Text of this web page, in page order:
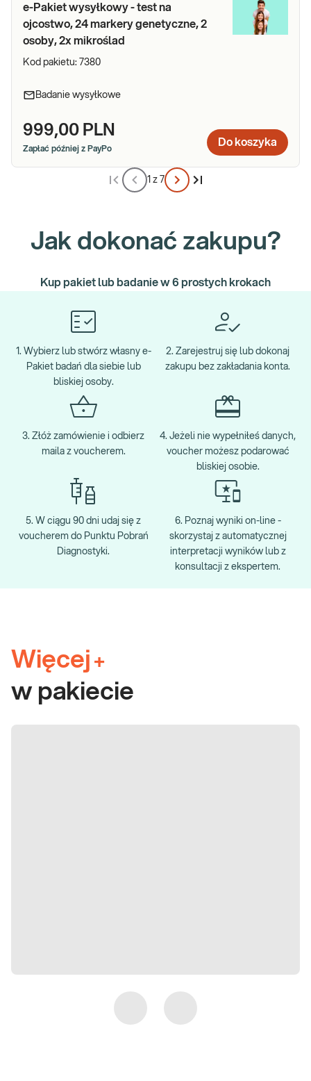
e-Pakiet wysyłkowy - test na
ojcostwo, 24 markery genetyczne, 2
osoby, 2x mikroślad
Kod pakietu: 7380
Badanie wysyłkowe
999,00 PLN
Zapłać później z PayPo
Do koszyka
1 z 7
Jak dokonać zakupu?
Kup pakiet lub badanie w 6 prostych krokach
1. Wybierz lub stwórz własny e-
Pakiet badań dla siebie lub
bliskiej osoby.
2. Zarejestruj się lub dokonaj
zakupu bez zakładania konta.
3. Złóż zamówienie i odbierz
maila z voucherem.
4. Jeżeli nie wypełniłeś danych,
voucher możesz podarować
bliskiej osobie.
5. W ciągu 90 dni udaj się z
voucherem do Punktu Pobrań
Diagnostyki.
6. Poznaj wyniki on-line -
skorzystaj z automatycznej
interpretacji wyników lub z
konsultacji z ekspertem.
Więcej +
w pakiecie